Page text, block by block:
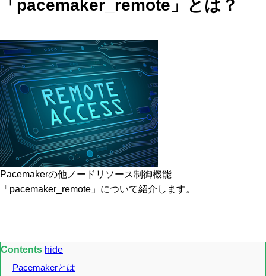
「pacemaker_remote」とは？
Pacemakerの他ノードリソース制御機能
「pacemaker_remote」について紹介します。
Contents hide
Pacemakerとは